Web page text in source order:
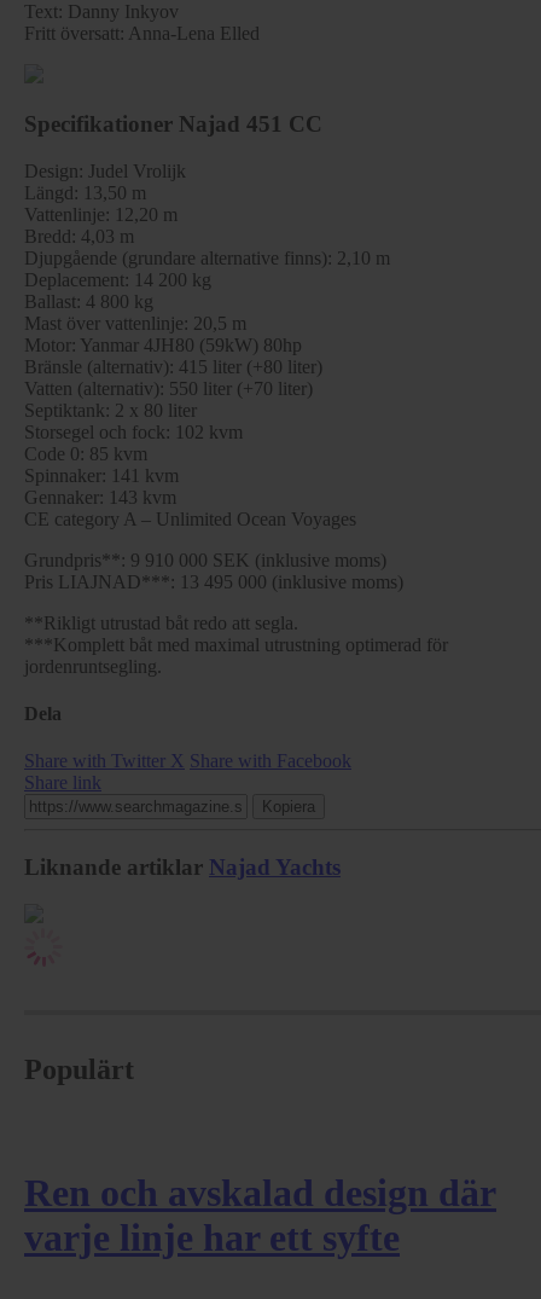
Text: Danny Inkyov
Fritt översatt: Anna-Lena Elled
Specifikationer Najad 451 CC
Design: Judel Vrolijk
Längd: 13,50 m
Vattenlinje: 12,20 m
Bredd: 4,03 m
Djupgående (grundare alternative finns): 2,10 m
Deplacement: 14 200 kg
Ballast: 4 800 kg
Mast över vattenlinje: 20,5 m
Motor: Yanmar 4JH80 (59kW) 80hp
Bränsle (alternativ): 415 liter (+80 liter)
Vatten (alternativ): 550 liter (+70 liter)
Septiktank: 2 x 80 liter
Storsegel och fock: 102 kvm
Code 0: 85 kvm
Spinnaker: 141 kvm
Gennaker: 143 kvm
CE category A – Unlimited Ocean Voyages
Grundpris**: 9 910 000 SEK (inklusive moms)
Pris LIAJNAD***: 13 495 000 (inklusive moms)
**Rikligt utrustad båt redo att segla.
***Komplett båt med maximal utrustning optimerad för
jordenruntsegling.
Dela
Share with Twitter X Share with Facebook
Share link
Kopiera
Liknande artiklar Najad Yachts
Populärt
Ren och avskalad design där
varje linje har ett syfte